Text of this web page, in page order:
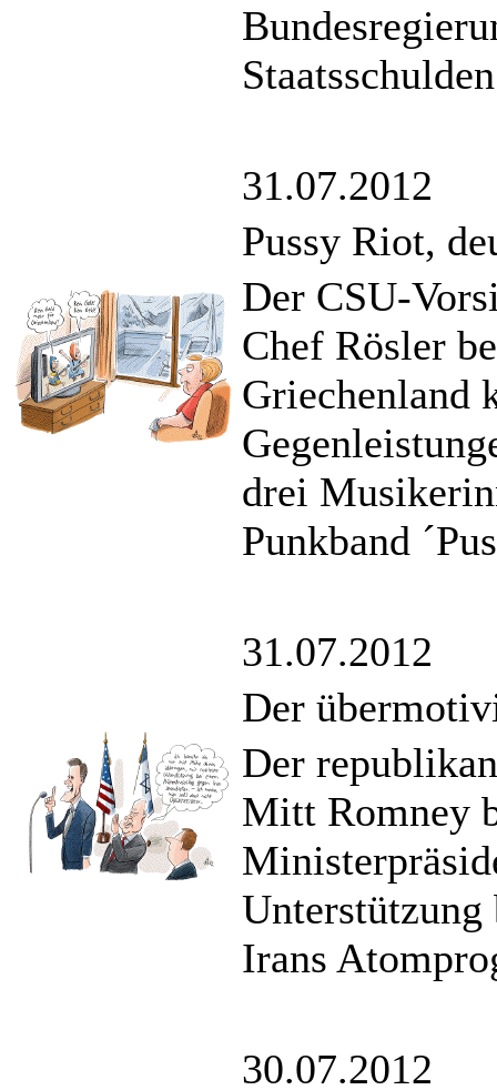
31.07.2012
Pussy Riot,
Der CSU-
Chef Rösler
Griechenland
drei
Punkband
31.07.2012
Der
Der
Mitt Romney
Unterstützung
Irans
30.07.2012